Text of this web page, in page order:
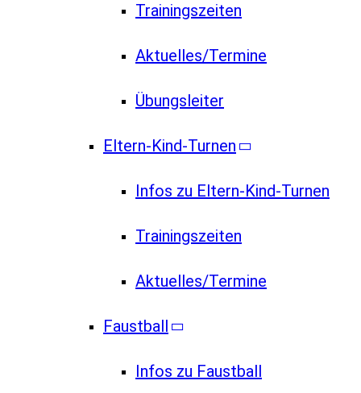
Trainingszeiten
Aktuelles/Termine
Übungsleiter
Eltern-Kind-Turnen
Infos zu Eltern-Kind-Turnen
Trainingszeiten
Aktuelles/Termine
Faustball
Infos zu Faustball